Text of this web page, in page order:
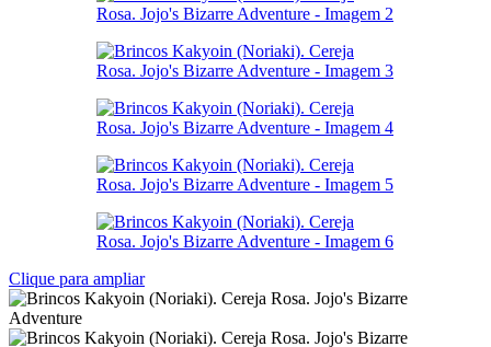
Clique para ampliar